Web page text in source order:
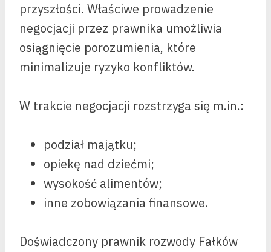
przyszłości. Właściwe prowadzenie
negocjacji przez prawnika umożliwia
osiągnięcie porozumienia, które
minimalizuje ryzyko konfliktów.
W trakcie negocjacji rozstrzyga się m.in.:
podział majątku;
opiekę nad dziećmi;
wysokość alimentów;
inne zobowiązania finansowe.
Doświadczony prawnik rozwody Fałków